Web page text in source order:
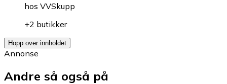
hos VVSkupp
+2 butikker
Hopp over innholdet
Annonse
Andre så også på